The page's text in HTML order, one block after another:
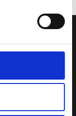
che hanno
regione.